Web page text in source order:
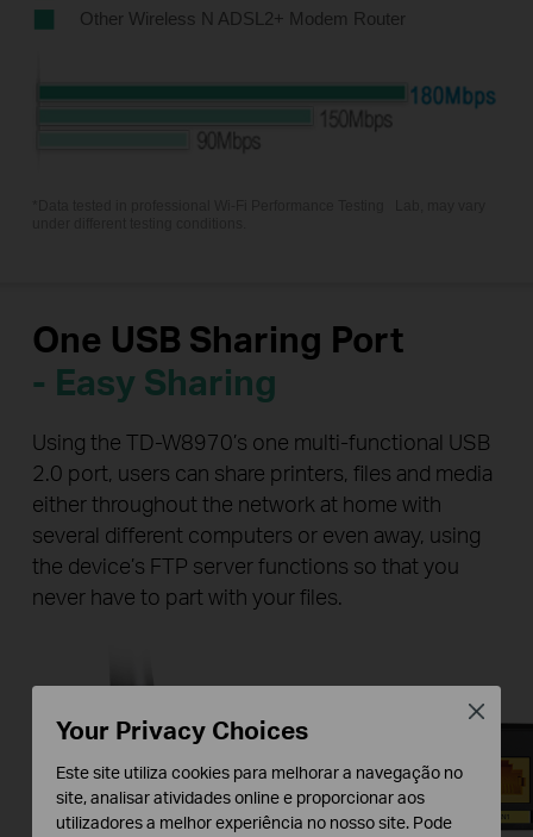
Other Wireless N ADSL2+ Modem Router
One USB Sharing Port
- Easy Sharing
Using the TD-W8970’s one multi-functional USB
2.0 port, users can share printers, files and media
either throughout the network at home with
several different computers or even away, using
the device’s FTP server functions so that you
never have to part with your files.
Your Privacy Choices
Este site utiliza cookies para melhorar a navegação no
site, analisar atividades online e proporcionar aos
utilizadores a melhor experiência no nosso site. Pode
Close